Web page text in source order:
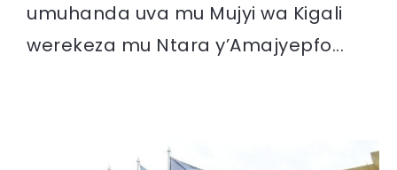
umuhanda uva mu Mujyi wa Kigali
werekeza mu Ntara y’Amajyepfo...